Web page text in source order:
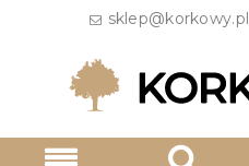
sklep@korkowy.pl